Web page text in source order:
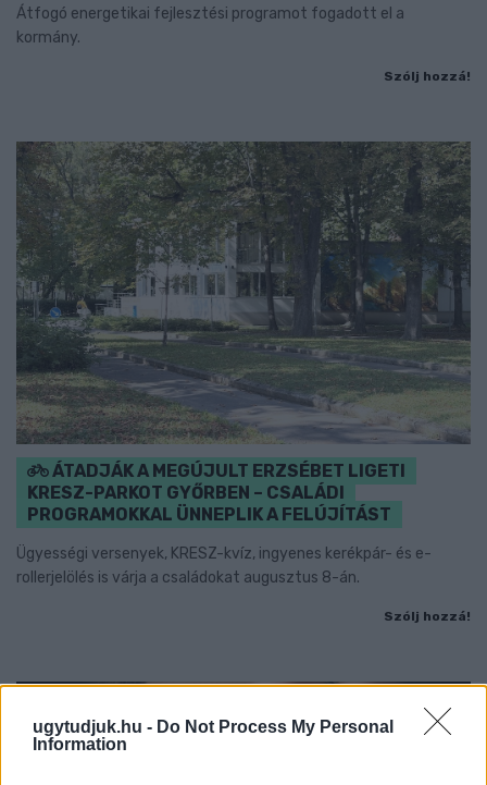
ugytudjuk.hu - Do Not Process My Personal
Information
Átfogó energetikai fejlesztési programot fogadott el a
kormány.
Szólj hozzá!
ÁTADJÁK A MEGÚJULT ERZSÉBET LIGETI
KRESZ-PARKOT GYŐRBEN – CSALÁDI
PROGRAMOKKAL ÜNNEPLIK A FELÚJÍTÁST
Ügyességi versenyek, KRESZ-kvíz, ingyenes kerékpár- és e-
rollerjelölés is várja a családokat augusztus 8-án.
Szólj hozzá!